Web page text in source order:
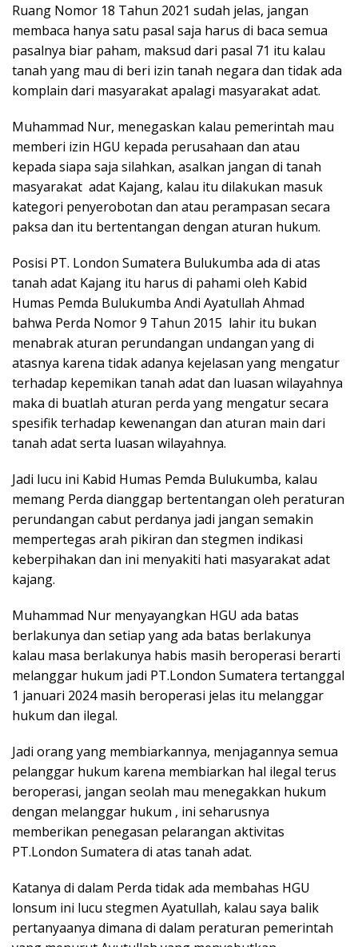
Ruang Nomor 18 Tahun 2021 sudah jelas, jangan
membaca hanya satu pasal saja harus di baca semua
pasalnya biar paham, maksud dari pasal 71 itu kalau
tanah yang mau di beri izin tanah negara dan tidak ada
komplain dari masyarakat apalagi masyarakat adat.
Muhammad Nur, menegaskan kalau pemerintah mau
memberi izin HGU kepada perusahaan dan atau
kepada siapa saja silahkan, asalkan jangan di tanah
masyarakat adat Kajang, kalau itu dilakukan masuk
kategori penyerobotan dan atau perampasan secara
paksa dan itu bertentangan dengan aturan hukum.
Posisi PT. London Sumatera Bulukumba ada di atas
tanah adat Kajang itu harus di pahami oleh Kabid
Humas Pemda Bulukumba Andi Ayatullah Ahmad
bahwa Perda Nomor 9 Tahun 2015 lahir itu bukan
menabrak aturan perundangan undangan yang di
atasnya karena tidak adanya kejelasan yang mengatur
terhadap kepemikan tanah adat dan luasan wilayahnya
maka di buatlah aturan perda yang mengatur secara
spesifik terhadap kewenangan dan aturan main dari
tanah adat serta luasan wilayahnya.
Jadi lucu ini Kabid Humas Pemda Bulukumba, kalau
memang Perda dianggap bertentangan oleh peraturan
perundangan cabut perdanya jadi jangan semakin
mempertegas arah pikiran dan stegmen indikasi
keberpihakan dan ini menyakiti hati masyarakat adat
kajang.
Muhammad Nur menyayangkan HGU ada batas
berlakunya dan setiap yang ada batas berlakunya
kalau masa berlakunya habis masih beroperasi berarti
melanggar hukum jadi PT.London Sumatera tertanggal
1 januari 2024 masih beroperasi jelas itu melanggar
hukum dan ilegal.
Jadi orang yang membiarkannya, menjagannya semua
pelanggar hukum karena membiarkan hal ilegal terus
beroperasi, jangan seolah mau menegakkan hukum
dengan melanggar hukum , ini seharusnya
memberikan penegasan pelarangan aktivitas
PT.London Sumatera di atas tanah adat.
Katanya di dalam Perda tidak ada membahas HGU
lonsum ini lucu stegmen Ayatullah, kalau saya balik
pertanyaanya dimana di dalam peraturan pemerintah